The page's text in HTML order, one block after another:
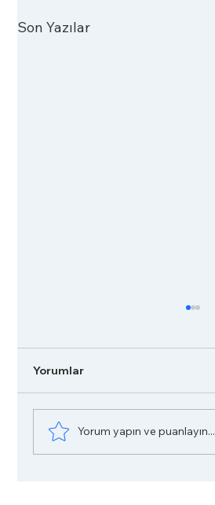
Son Yazılar
Yorumlar
Yorum yapın ve puanlayın...